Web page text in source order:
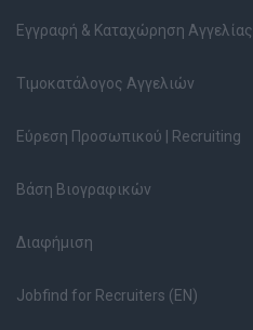
Εγγραφή & Καταχώρηση Αγγελίας
Τιμοκατάλογος Αγγελιών
Εύρεση Προσωπικού | Recruiting
Βάση Βιογραφικών
Διαφήμιση
Jobfind for Recruiters (EN)